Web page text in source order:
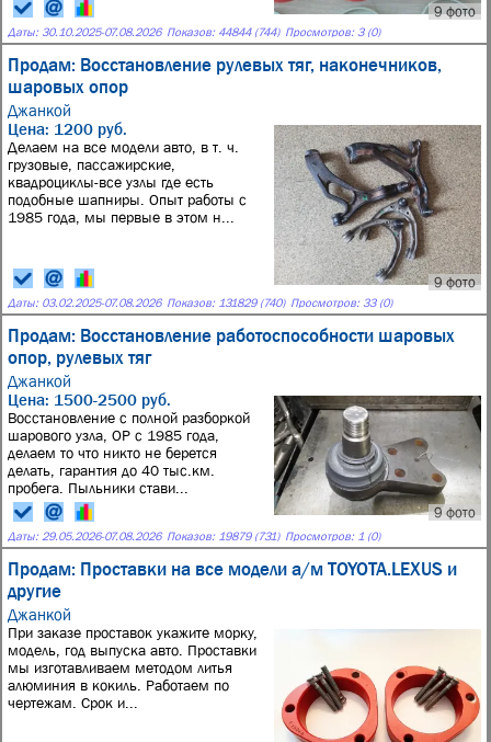
9 фото
Даты: 30.10.2025-07.08.2026 Показов: 44844 (744) Просмотров: 3 (0)
Продам: Восстановление рулевых тяг, наконечников,
шаровых опор
Джанкой
9 фото
Цена: 1200 руб.
Делаем на все модели авто, в т. ч.
грузовые, пассажирские,
квадроциклы-все узлы где есть
подобные шапниры. Опыт работы с
1985 года, мы первые в этом н...
Даты: 03.02.2025-07.08.2026 Показов: 131829 (740) Просмотров: 33 (0)
Продам: Восстановление работоспособности шаровых
опор, рулевых тяг
Джанкой
9 фото
Цена: 1500-2500 руб.
Восстановление с полной разборкой
шарового узла, ОР с 1985 года,
делаем то что никто не берется
делать, гарантия до 40 тыс.км.
пробега. Пыльники стави...
Даты: 29.05.2026-07.08.2026 Показов: 19879 (731) Просмотров: 1 (0)
Продам: Проставки на все модели а/м TOYOTA.LEXUS и
другие
Джанкой
При заказе проставок укажите морку,
модель, год выпуска авто. Проставки
мы изготавливаем методом литья
алюминия в кокиль. Работаем по
чертежам. Срок и...